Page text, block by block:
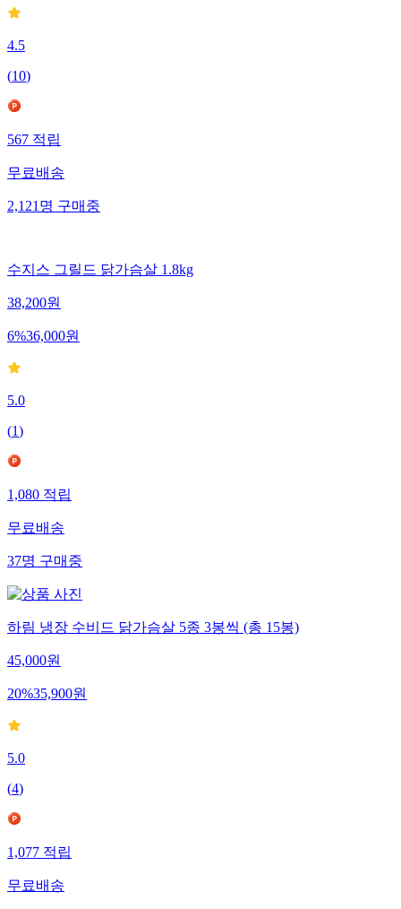
4.5
(10)
567적립
무료배송
2,121명구매중
수지스 그릴드 닭가슴살 1.8kg
38,200원
6%36,000원
5.0
(1)
1,080적립
무료배송
37명구매중
하림 냉장 수비드 닭가슴살 5종 3봉씩 (총 15봉)
45,000원
20%35,900원
5.0
(4)
1,077적립
무료배송